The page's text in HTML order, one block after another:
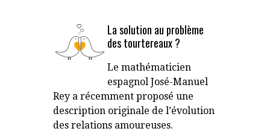
La solution au problème
des tourtereaux ?
Le mathématicien
espagnol José-Manuel
Rey a récemment proposé une
description originale de l’évolution
des relations amoureuses.